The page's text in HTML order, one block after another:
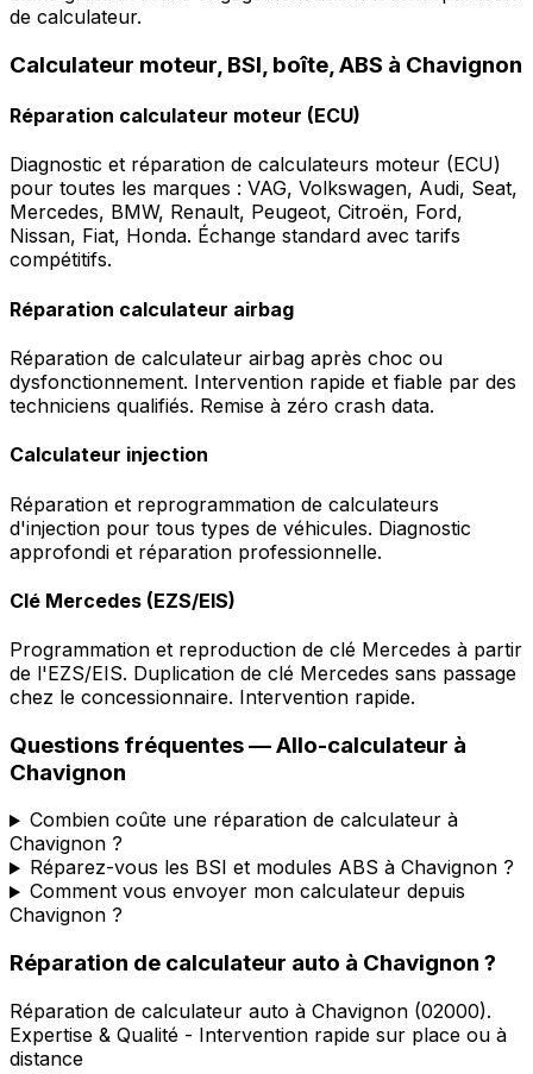
de calculateur.
Calculateur moteur, BSI, boîte, ABS à Chavignon
Réparation calculateur moteur (ECU)
Diagnostic et réparation de calculateurs moteur (ECU)
pour toutes les marques : VAG, Volkswagen, Audi, Seat,
Mercedes, BMW, Renault, Peugeot, Citroën, Ford,
Nissan, Fiat, Honda. Échange standard avec tarifs
compétitifs.
Réparation calculateur airbag
Réparation de calculateur airbag après choc ou
dysfonctionnement. Intervention rapide et fiable par des
techniciens qualifiés. Remise à zéro crash data.
Calculateur injection
Réparation et reprogrammation de calculateurs
d'injection pour tous types de véhicules. Diagnostic
approfondi et réparation professionnelle.
Clé Mercedes (EZS/EIS)
Programmation et reproduction de clé Mercedes à partir
de l'EZS/EIS. Duplication de clé Mercedes sans passage
chez le concessionnaire. Intervention rapide.
Questions fréquentes —Allo-calculateur à
Chavignon
Combien coûte une réparation de calculateur à
Chavignon ?
Réparez-vous les BSI et modules ABS à Chavignon ?
Comment vous envoyer mon calculateur depuis
Chavignon ?
Réparation de calculateur auto à Chavignon ?
Réparation de calculateur auto à Chavignon (02000).
Expertise & Qualité - Intervention rapide sur place ou à
distance